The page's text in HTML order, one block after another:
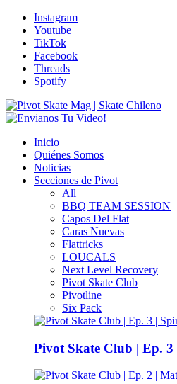
Instagram
Youtube
TikTok
Facebook
Threads
Spotify
Inicio
Quiénes Somos
Noticias
Secciones de Pivot
All
BBQ TEAM SESSION
Capos Del Flat
Caras Nuevas
Flattricks
LOUCALS
Next Level Recovery
Pivot Skate Club
Pivotline
Six Pack
Pivot Skate Club | Ep. 3